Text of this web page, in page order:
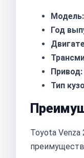
Модель:
Год
Привод:
Тип
Toyota